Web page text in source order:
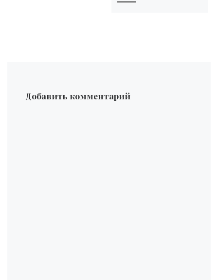
Добавить комментарий